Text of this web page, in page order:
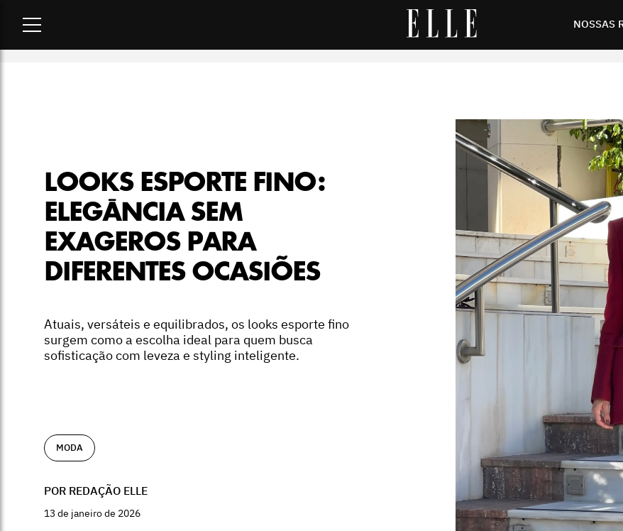
NOSSAS
Looks esporte fino: elegância sem exageros para diferentes ocasiões
LOOKS ESPORTE FINO:
ELEGÂNCIA SEM
EXAGEROS PARA
DIFERENTES OCASIÕES
Atuais, versáteis e equilibrados, os looks esporte fino
surgem como a escolha ideal para quem busca
sofisticação com leveza e styling inteligente.
MODA
POR REDAÇÃO ELLE
13 de janeiro de 2026